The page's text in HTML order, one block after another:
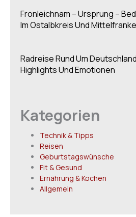
Fronleichnam – Ursprung –
Im Ostalbkreis Und
Radreise Rund Um
Highlights Und Emotionen
Kategorien
Technik & Tipps
Reisen
Geburtstagswünsche
Fit & Gesund
Ernährung & Kochen
Allgemein